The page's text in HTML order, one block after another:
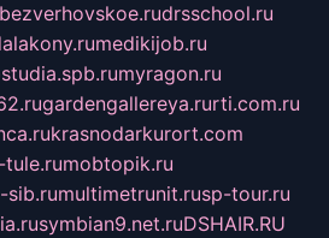
bezverhovskoe.rudrsschool.ru
medikijob.ru
myragon.ru
gardengallereya.rurti.com.ru
krasnodarkurort.com
mobtopik.ru
sib.rumultimetrunit.rusp-tour.ru
symbian9.net.ruDSHAIR.RU